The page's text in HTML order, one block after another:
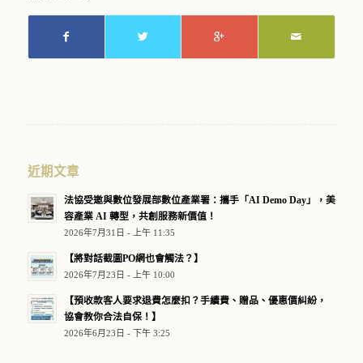
近期文章
法協受邀與數位發展部數位產業署：攜手「AI Demo Day」，美
容產業 AI 轉型，共創服務新價值！
2026年7月31日 - 上午 11:35
【將對話截圖PO網也會觸法？】
2026年7月23日 - 上午 10:00
【預收款客人要求退費怎麼扣？手續費、贈品、優惠價糾紛，
協會教你合法自保！】
2026年6月23日 - 下午 3:25